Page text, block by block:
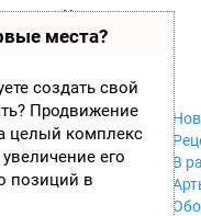
места?
создать свой
Продвижение
целый комплекс
его
позиций в
П
ла
ф
ор
м
ы
Xbox 360
Xbox
GameCube
PS2
PS3
В